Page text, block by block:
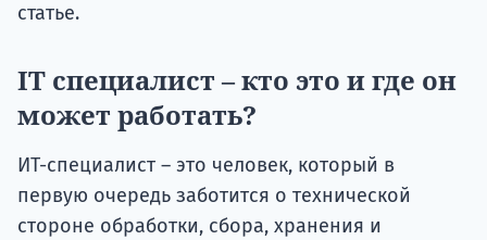
статье.
IT специалист – кто это и где он
может работать?
ИТ-специалист – это человек, который в
первую очередь заботится о технической
стороне обработки, сбора, хранения и